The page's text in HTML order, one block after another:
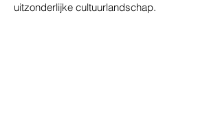
uitzonderlijke cultuurlandschap.